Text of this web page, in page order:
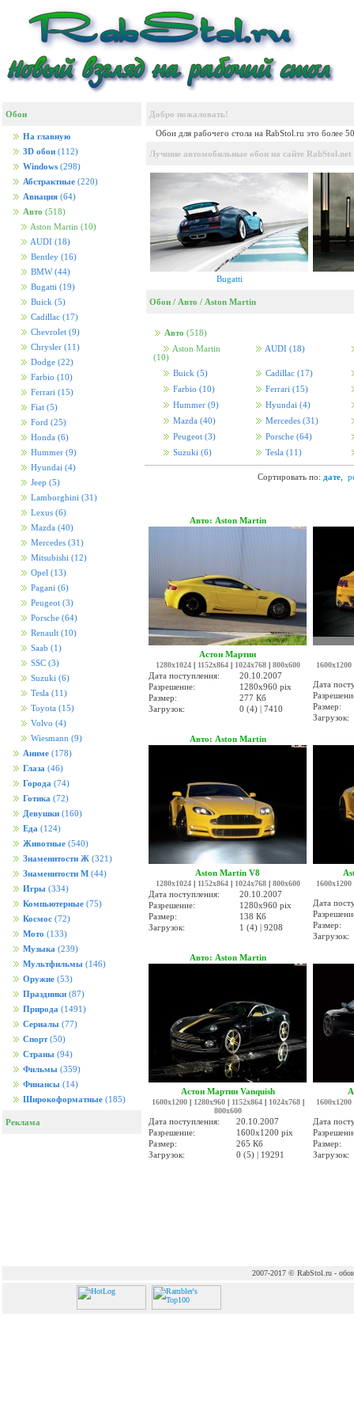
Обои
На главную
3D обои (112)
Windows (298)
Абстрактные (220)
Авиация (64)
Авто (518)
Aston Martin (10)
AUDI (18)
Bentley (16)
BMW(44)
Bugatti (19)
Buick (5)
Cadillac (17)
Chevrolet (9)
Chrysler (11)
Dodge (22)
Farbio (10)
Ferrari (15)
Fiat (5)
Ford (25)
Honda (6)
Hummer (9)
Hyundai (4)
Jeep (5)
Lamborghini (31)
Lexus (6)
Mazda (40)
Mercedes (31)
Mitsubishi (12)
Opel (13)
Pagani (6)
Peugeot (3)
Porsche (64)
Renault (10)
Saab (1)
SSC (3)
Suzuki (6)
Tesla (11)
Toyota (15)
Volvo (4)
Wiesmann (9)
Аниме (178)
Глаза (46)
Города (74)
Готика (72)
Девушки (160)
Еда (124)
Животные (540)
Знаменитости Ж (321)
Знаменитости М (44)
Игры (334)
Компьютерные (75)
Космос (72)
Мото (133)
Музыка (239)
Мультфильмы (146)
Оружие (53)
Праздники (87)
Природа (1491)
Сериалы (77)
Спорт (50)
Страны (94)
Фильмы (359)
Финансы (14)
Широкоформатные (185)
Реклама
Добро пожаловать!
Обои для рабочего стола на RabStol.ru это более
Лучшие автомобильные обои на сайте RabStol.net
Bugatti
Обои / Авто / Aston Martin
Авто (518)
Aston Martin
(10)
AUDI (18)
Buick (5) Cadillac (17)
Farbio (10) Ferrari (15)
Hummer (9) Hyundai (4)
Mazda (40) Mercedes (31)
Peugeot (3) Porsche (64)
Suzuki (6) Tesla (11)
Сортировать по: дате
Авто: Aston Martin
Астон Мартин
1280x1024| 1152x864| 1024x768| 800x600
Дата поступления:
20.10.2007
Разрешение:
1280x960 pix
Размер:
277 Кб
Загрузок:
0 (4) | 7410
1600x1200
Дата
Размер:
Загрузок:
Авто: Aston Martin
Aston Martin V8
1280x1024| 1152x864| 1024x768| 800x600
Дата поступления:
20.10.2007
Разрешение:
1280x960 pix
Размер:
138 Кб
Загрузок:
1 (4) | 9208
1600x1200
Дата
Размер:
Загрузок:
Авто: Aston Martin
Астон Мартин Vanquish
1600x1200| 1280x960| 1152x864| 1024x768|
800x600
Дата поступления:
20.10.2007
Разрешение:
1600x1200 pix
Размер:
265 Кб
Загрузок:
0 (5) | 19291
1600x1200
Дата
Размер:
Загрузок:
2007-2017 © RabStol.ru - обои